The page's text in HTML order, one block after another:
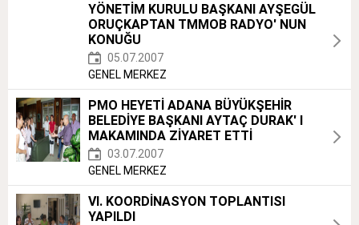
YÖNETİM KURULU BAŞKANI AYŞEGÜL
ORUÇKAPTAN TMMOB RADYO' NUN
KONUĞU
05.07.2007
GENEL MERKEZ
PMO HEYETİ ADANA BÜYÜKŞEHİR
BELEDİYE BAŞKANI AYTAÇ DURAK' I
MAKAMINDA ZİYARET ETTİ
03.07.2007
GENEL MERKEZ
VI. KOORDİNASYON TOPLANTISI
YAPILDI